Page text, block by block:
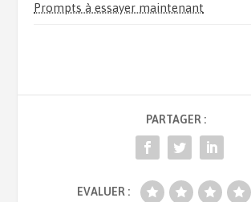
Prompts à essayer maintenant
PARTAGER :
EVALUER :